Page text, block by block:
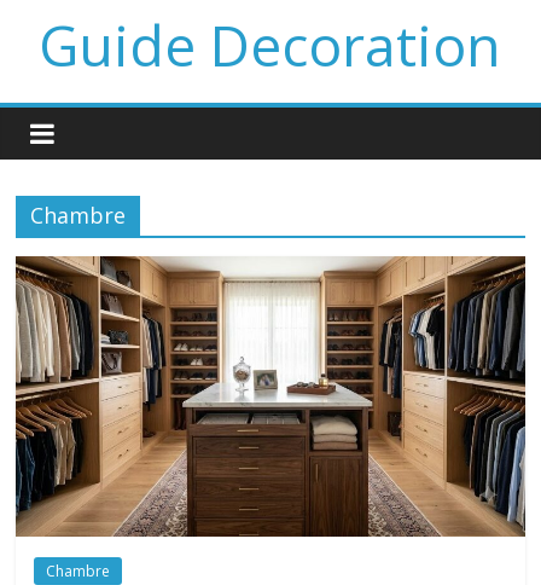
Guide Decoration
Chambre
Chambre